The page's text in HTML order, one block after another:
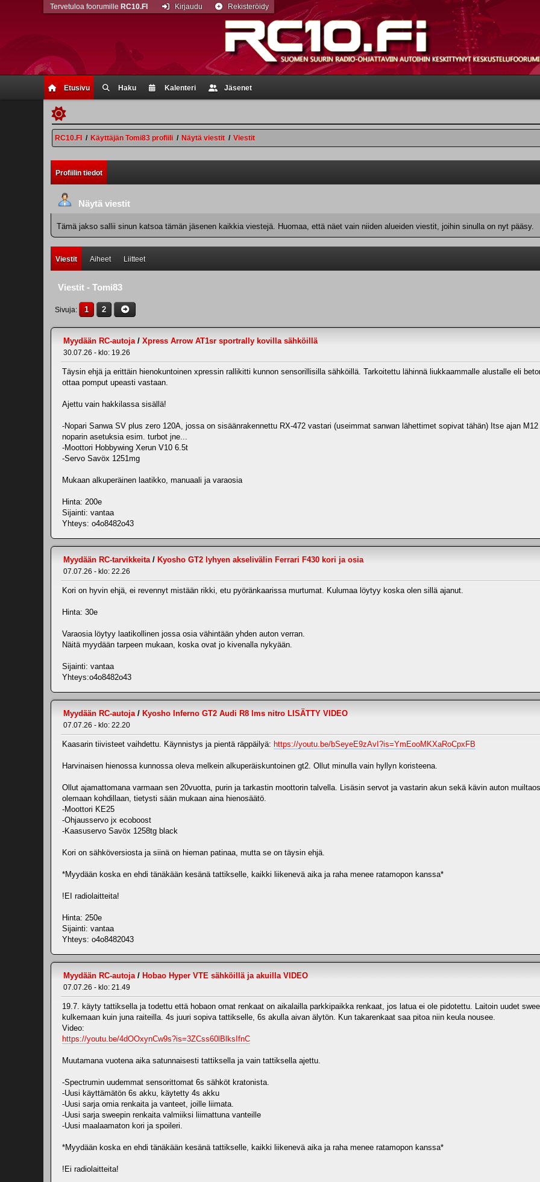
Etusivu Haku Kalenteri Jäsenet
Tervetuloa foorumille RC10.FI Kirjaudu Rekisteröidy
RC10.FI / Käyttäjän Tomi83 profiili / Näytä viestit / Viestit
Profiilin tiedot
Näytä viestit
Tämä jakso sallii sinun katsoa tämän jäsenen kaikkia viestejä. Huomaa, että näet vain niiden alueiden viestit, joihin sinulla on nyt pääsy.
Viestit Aiheet Liitteet
Viestit - Tomi83
Sivuja 1 2
Myydään RC-autoja/ Xpress Arrow AT1sr sportrally kovilla sähköillä
30.07.26 - klo: 19.26
Täysin ehjä ja erittäin hienokuntoinen xpressin rallikitti kunnon sensorillisilla sähköillä. Tarkoitettu lähinnä liukkaammalle alustalle eli
ottaa pomput upeasti vastaan.
Ajettu vain hakkilassa sisällä!
-Nopari Sanwa SV plus zero 120A, jossa on sisäänrakennettu RX-472 vastari (useimmat sanwan lähettimet sopivat tähän) Itse ajan
noparin asetuksia esim. turbot jne...
-Moottori Hobbywing Xerun V10 6.5t
-Servo Savöx 1251mg
Mukaan alkuperäinen laatikko, manuaali ja varaosia
Hinta: 200e
Sijainti: vantaa
Yhteys: o4o8482o43
Myydään RC-tarvikkeita/ Kyosho GT2 lyhyen akselivälin Ferrari F430 kori ja osia
07.07.26 - klo: 22.26
Kori on hyvin ehjä, ei revennyt mistään rikki, etu pyöränkaarissa murtumat. Kulumaa löytyy koska olen sillä ajanut.
Hinta: 30e
Varaosia löytyy laatikollinen jossa osia vähintään yhden auton verran.
Näitä myydään tarpeen mukaan, koska ovat jo kivenalla nykyään.
Sijainti: vantaa
Yhteys:o4o8482o43
Myydään RC-autoja/ Kyosho Inferno GT2 Audi R8 lms nitro LISÄTTY VIDEO
07.07.26 - klo: 22.20
Kaasarin tiivisteet vaihdettu. Käynnistys ja pientä räppäilyä: https://youtu.be/bSeyeE9zAvI?is=YmEooMKXaRoCpxFB
Harvinaisen hienossa kunnossa oleva melkein alkuperäiskuntoinen gt2. Ollut minulla vain hyllyn koristeena.
Ollut ajamattomana varmaan sen 20vuotta, purin ja tarkastin moottorin talvella. Lisäsin servot ja vastarin akun sekä kävin auton
olemaan kohdillaan, tietysti sään mukaan aina hienosäätö.
-Moottori KE25
-Ohjausservo jx ecoboost
-Kaasuservo Savöx 1258tg black
Kori on sähköversiosta ja siinä on hieman patinaa, mutta se on täysin ehjä.
*Myydään koska en ehdi tänäkään kesänä tattikselle, kaikki liikenevä aika ja raha menee ratamopon kanssa*
!EI radiolaitteita!
Hinta: 250e
Sijainti: vantaa
Yhteys: o4o8482043
Myydään RC-autoja/ Hobao Hyper VTE sähköillä ja akuilla VIDEO
07.07.26 - klo: 21.49
19.7. käyty tattiksella ja todettu että hobaon omat renkaat on aikalailla parkkipaikka renkaat, jos latua ei ole pidotettu. Laitoin uudet
kulkemaan kuin juna raiteilla. 4s juuri sopiva tattikselle, 6s akulla aivan älytön. Kun takarenkaat saa pitoa niin keula nousee.
Video:
https://youtu.be/4dOOxynCw9s?is=3ZCss60lBlksIfnC
Muutamana vuotena aika satunnaisesti tattiksella ja vain tattiksella ajettu.
-Spectrumin uudemmat sensorittomat 6s sähköt kratonista.
-Uusi käyttämätön 6s akku, käytetty 4s akku
-Uusi sarja omia renkaita ja vanteet, joille liimata.
-Uusi sarja sweepin renkaita valmiiksi liimattuna vanteille
-Uusi maalaamaton kori ja spoileri.
*Myydään koska en ehdi tänäkään kesänä tattikselle, kaikki liikenevä aika ja raha menee ratamopon kanssa*
!Ei radiolaitteita!